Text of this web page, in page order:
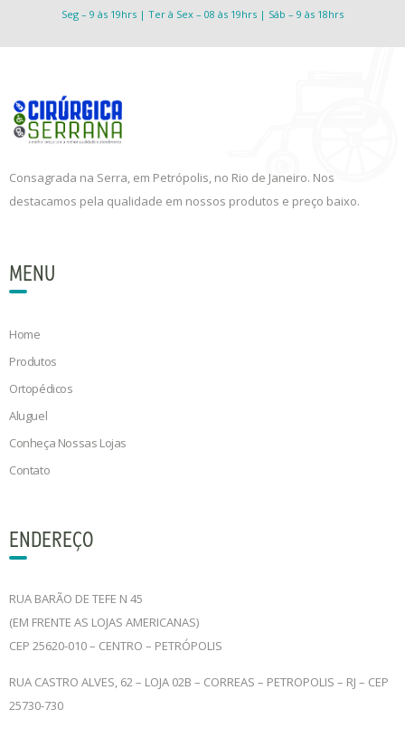
Seg – 9 às 19hrs | Ter à Sex – 08 às 19hrs | Sáb – 9 às 18hrs
Consagrada na Serra, em Petrópolis, no Rio de Janeiro. Nos
destacamos pela qualidade em nossos produtos e preço baixo.
MENU
Home
Produtos
Ortopédicos
Aluguel
Conheça Nossas Lojas
Contato
ENDEREÇO
RUA BARÃO DE TEFE N 45
(EM FRENTE AS LOJAS AMERICANAS)
CEP 25620-010 – CENTRO – PETRÓPOLIS
RUA CASTRO ALVES, 62 – LOJA 02B – CORREAS – PETROPOLIS – RJ – CEP
25730-730